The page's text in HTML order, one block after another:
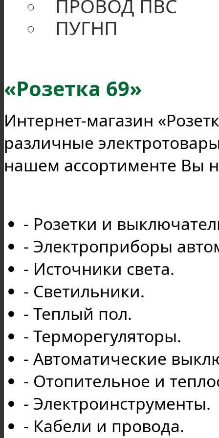
ПРОВОД ПВС
ПУГНП
«Розетка 69»
Интернет-магазин
различные
нашем ассортименте Вы
- Розетки и
- Электроприборы
- Источники света.
- Светильники.
- Теплый пол.
- Терморегуляторы.
- Автоматические
- Отопительное и
- Электроинструменты.
- Кабели и провода.